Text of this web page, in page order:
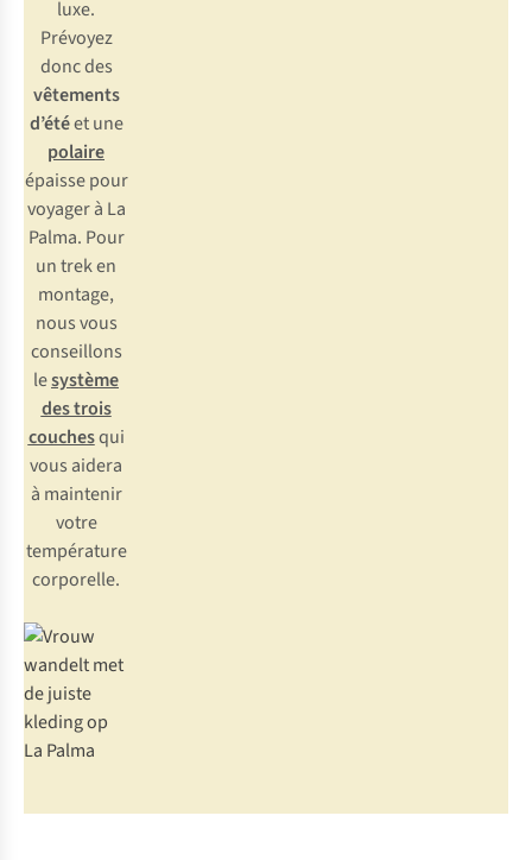
luxe.
Prévoyez
donc des
vêtements
d’étéet une
polaire
épaisse pour
voyager à La
Palma. Pour
un trek en
montage,
nous vous
conseillons
lesystème
des trois
couchesqui
vous aidera
à maintenir
votre
température
corporelle.